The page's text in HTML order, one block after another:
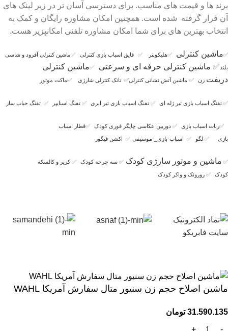
برند ها و قیمت های مناسب. برای دسترسی آسان تر در زیر لینک های
آن قرار گرفته شده است. همچنین امکان مشاوره رایگان و کمک به
انتخاب بهترین های برای شما امکان مشاوره تلفنی امکانپزیر هست.
✅ماشین کنترلی ✅هلیکوپتر ✅ قایق اسباب بازی کنترلی ✅ماشین کنترلی آفرود و شاسی
بلند ✅ ماشین کنترلی حرفه ای و سرعتی ✅ماشین کنترلی
دریفت زن ✅ ماشین آتش نشانی کنترلی✅ تانک کنترلی شارژی ✅ماکت موتور
✅ تفنگ اسباب بازی تیر ژله ای ✅ تفنگ اسباب بازی تیر ابری ✅ تفنگ اسنایپر ✅ تفنگ حباب ساز
✅ربات اسباب بازی ✅ دوربین عکاسی چاپگر فوری کودک ✅قطار اسباب
بازی ✅ لگو ✅ اسباب-بازی_-موسیقی ✅ اکشن فیگور
✅ ماشین و موتور سارژی کودک ✅ سه چرخه کودک ✅کریر و کالسکه
کودک ✅ روروئک و واکر کودک
ماشین اصلاح حجم زن سنیور متال سفارش آمریکا WAHL
31.590.135 تومان